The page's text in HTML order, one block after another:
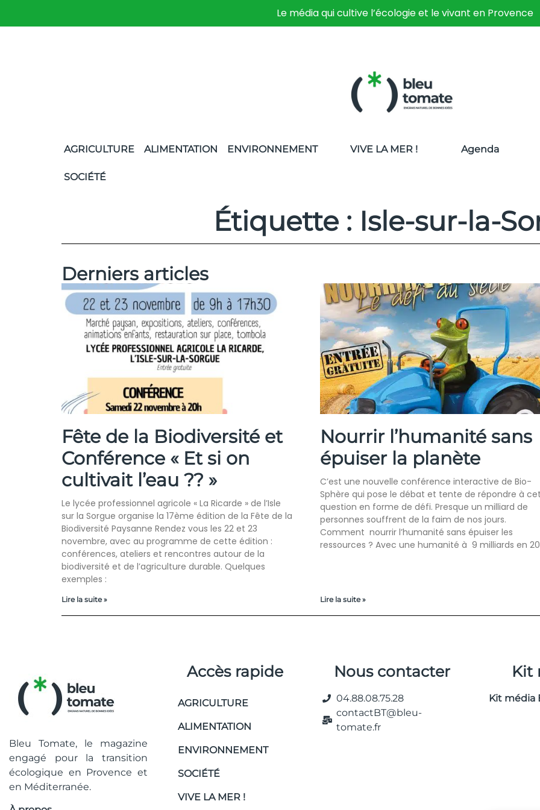
Le média qui cultive l’écologie et le vivant en Provence
AGRICULTURE ALIMENTATION ENVIRONNEMENT
SOCIÉTÉ
VIVE LA MER ! Agenda
Étiquette : Isle-sur-la-
Derniers articles
Fête de la Biodiversité et
Conférence « Et si on
cultivait l’eau ?? »
Le lycée professionnel agricole « La Ricarde » de l’Isle
sur la Sorgue organise la 17ème édition de la Fête de la
Biodiversité Paysanne Rendez vous les 22 et 23
novembre, avec au programme de cette édition :
conférences, ateliers et rencontres autour de la
biodiversité et de l’agriculture durable. Quelques
exemples :
Lire la suite »
Nourrir l’humanité sans
épuiser la planète
C’est une nouvelle conférence interactive de Bio-
Sphère qui pose le débat et tente de répondre à
question en forme de défi. Presque un milliard de
personnes souffrent de la faim de nos jours.
Comment nourrir l’humanité sans épuiser les
ressources ? Avec une humanité à 9 milliards en
Lire la suite »
Bleu Tomate, le magazine
engagé pour la transition
écologique en Provence et
en Méditerranée.
Accès rapide
AGRICULTURE
ALIMENTATION
ENVIRONNEMENT
SOCIÉTÉ
VIVE LA MER !
Nous contacter
04.88.08.75.28
contactBT@bleu-
tomate.fr
Kit
Kit média